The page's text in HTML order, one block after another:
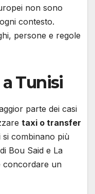
non sono
contesto.
persone e regole
Tunisi
parte dei casi
taxi o transfer
si combinano più
Bou Said e La
concordare un